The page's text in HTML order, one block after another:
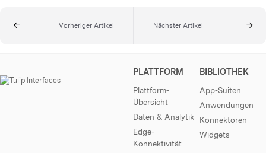
Vorheriger Artikel Nächster Artikel
PLATTFORM
Plattform-
Übersicht
Daten & Analytik
Edge-
Konnektivität
BIBLIOTHEK
App-Suiten
Anwendungen
Konnektoren
Widgets